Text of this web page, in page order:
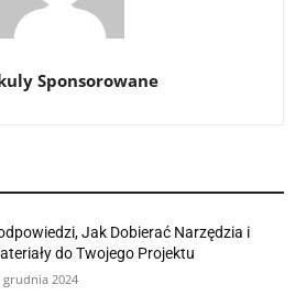
Sponsorowane
Jak Dobierać Narzędzia i
do Twojego Projektu
grudnia 2024